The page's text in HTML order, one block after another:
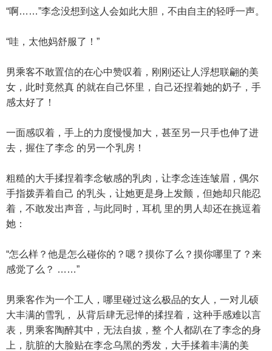
“啊……”李念没想到这人会如此大胆，不由自主的轻呼一声。
“哇，太他妈舒服了！”
男乘客不敢置信的在心中赞叹着，刚刚还让人浮想联翩的美
女，此时竟然真 的就在自己怀里，自己还捏着她的奶子，手
感太好了！
一面感叹着，手上的力度慢慢加大，甚至另一只手也伸了进
去，握住了李念 的另一个乳房！
粗糙的大手揉捏着李念敏感的乳肉，让李念连连皱眉，偶尔
手指拨弄着自己 的乳头，让她更是身上发颤，但她却只能忍
着，不敢发出声音，与此同时，耳机 里的男人却还在挑逗着
她：
“怎么样？他是怎么碰你的？嗯？摸你了么？摸你哪里了？来
感觉了么？ ……”
男乘客作为一个工人，哪里碰过这么极品的女人，一对儿硕
大丰满的雪乳， 从背后肆无忌惮的揉捏着，这种手感难以言
表，男乘客陶醉其中，无法自拔，整 个人都趴在了李念的身
上，肮脏的大脸贴在李念乌黑的秀发，大手揉着丰满的美